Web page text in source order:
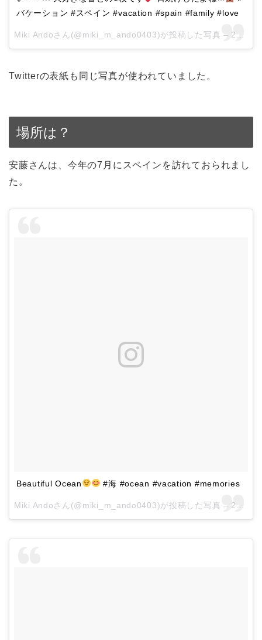
バケーション #スペイン #vacation #spain #family #love
Miki Andoさん(@miki_m_ando0403)が投稿した写真 – 2016 8月 31 8:56午後 PDT
Twitterの表紙も同じ写真が使われていました。
場所は？
安藤さんは、今年の7月にスペインを訪れておられまし
た。
Beautiful Ocean #海 #ocean #vacation #memories
Miki Andoさん(@miki_m_ando0403)が投稿した写真 – 2016 7月 13 4:00午前 PDT